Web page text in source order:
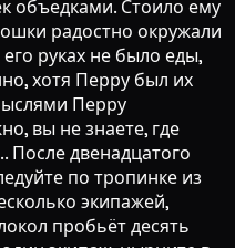
объедками. Стоило ему
радостно окружали
руках не было еды,
хотя Перру был их
Перру
вы не знаете, где
После двенадцатого
по тропинке из
экипажей,
пробьёт десять